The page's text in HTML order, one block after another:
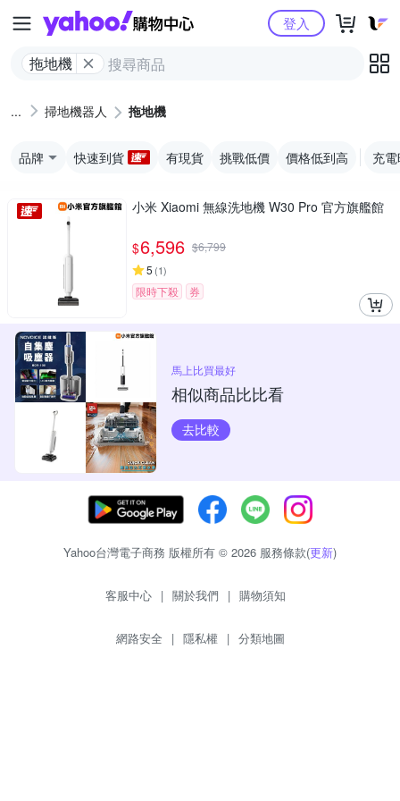
Yahoo購物中心
拖地機
登入
掃地機器人 拖地機
品牌 快速到貨 有現貨 挑戰低價 價格低到高 充
小米 Xiaomi 無線洗地機 W30 Pro 官方旗艦館
$6,596 $6,799
5 (1)
限時下殺 券
馬上比買最好
相似商品比比看
去比較
Yahoo台灣電子商務 版權所有 © 2026 服務條款(更新)
客服中心 | 關於我們 | 購物須知
網路安全 | 隱私權 | 分類地圖